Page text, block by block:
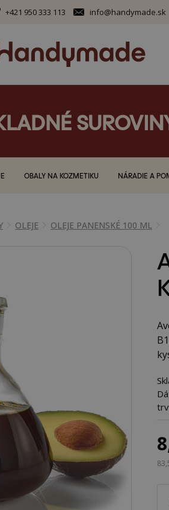
+421 950 333 113 info@handymade.sk
OBALY NA KOZMETIKU NÁRADIE A
OLEJE OLEJE PANENSKÉ 100 ML